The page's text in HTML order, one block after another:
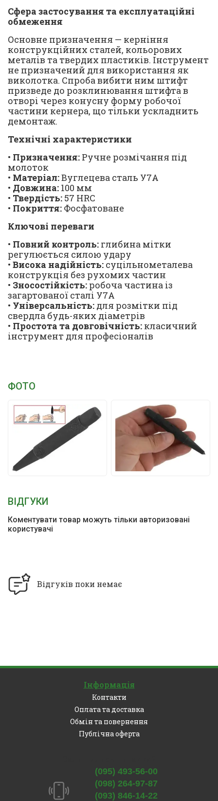
Сфера застосування та експлуатаційні
обмеження
Основне призначення — керніння
конструкційних сталей, кольорових
металів та твердих пластиків. Інструмент
не призначений для використання як
виколотка. Спроба вибити ним штифт
призведе до розклинювання штифта в
отворі через конусну форму робочої
частини кернера, що тільки ускладнить
демонтаж.
Технічні характеристики
• Призначення: Ручне розмічання під
молоток
• Матеріал:Вуглецева сталь У7А
• Довжина: 100 мм
• Твердість: 57 HRC
• Покриття: Фосфатоване
Ключові переваги
• Повний контроль: глибина мітки
регулюється силою удару
• Висока надійність: суцільнометалева
конструкція без рухомих частин
• Зносостійкість: робоча частина із
загартованої сталі У7А
• Універсальність: для розмітки під
свердла будь-яких діаметрів
• Простота та довговічність: класичний
інструмент для професіоналів
ФОТО
ВІДГУКИ
Коментувати товар можуть тільки авторизовані
користувачі
Відгуків поки немає
Інформація
Контакти
Оплата та доставка
Обмін та повернення
Публічна оферта
(095) 493-56-00
(098) 264-97-87
(093) 846-14-22